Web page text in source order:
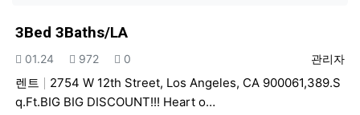
3Bed 3Baths/LA
등록자
관리자
등록일
01.24 조회
972 추천
0
렌트
2754 W 12th Street, Los Angeles, CA 900061,389.S
q.Ft.BIG BIG DISCOUNT!!! Heart o…